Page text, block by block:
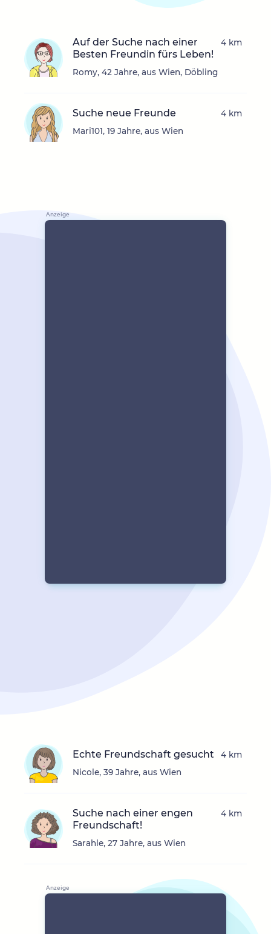
Auf der Suche nach einer
Besten Freundin fürs Leben!
Romy, 42 Jahre, aus Wien, Döbling
4 km
Suche neue Freunde
Mari101, 19 Jahre, aus Wien
4 km
Echte Freundschaft gesucht
Nicole, 39 Jahre, aus Wien
4 km
Suche nach einer engen
Freundschaft!
Sarahle, 27 Jahre, aus Wien
4 km